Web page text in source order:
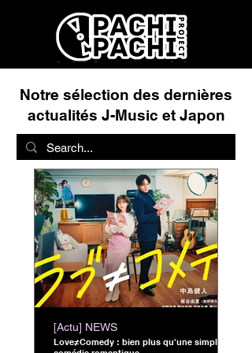
Notre sélection des dernières
actualités J-Music et Japon
Love≠Comedy : bien plus qu'une simple
[Actu] NEWS